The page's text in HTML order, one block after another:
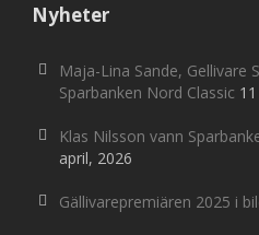
Nyheter
Maja-Lina Sande, Gellivare
Sparbanken Nord Classic
Klas Nilsson vann
april, 2026
Gällivarepremiären 2025 i